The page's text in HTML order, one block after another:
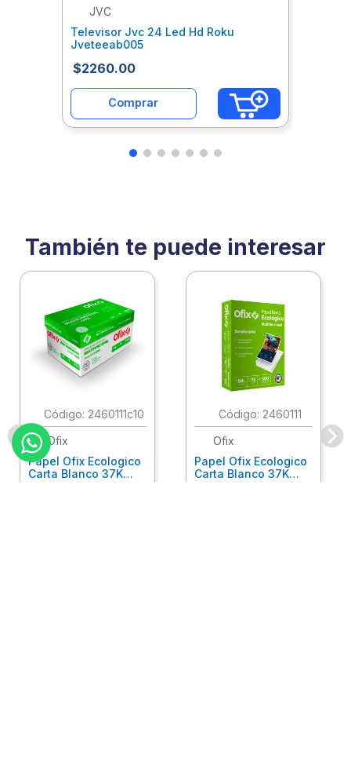
JVC
Televisor Jvc 24 Led Hd Roku
Jveteeab005
$2260.00
Comprar
También te puede interesar
: 2460111c10
Ofix
Papel Ofix Ecologico
Carta Blanco 37K
: 2460111
Ofix
Papel Ofix Ecologico
Carta Blanco 37K